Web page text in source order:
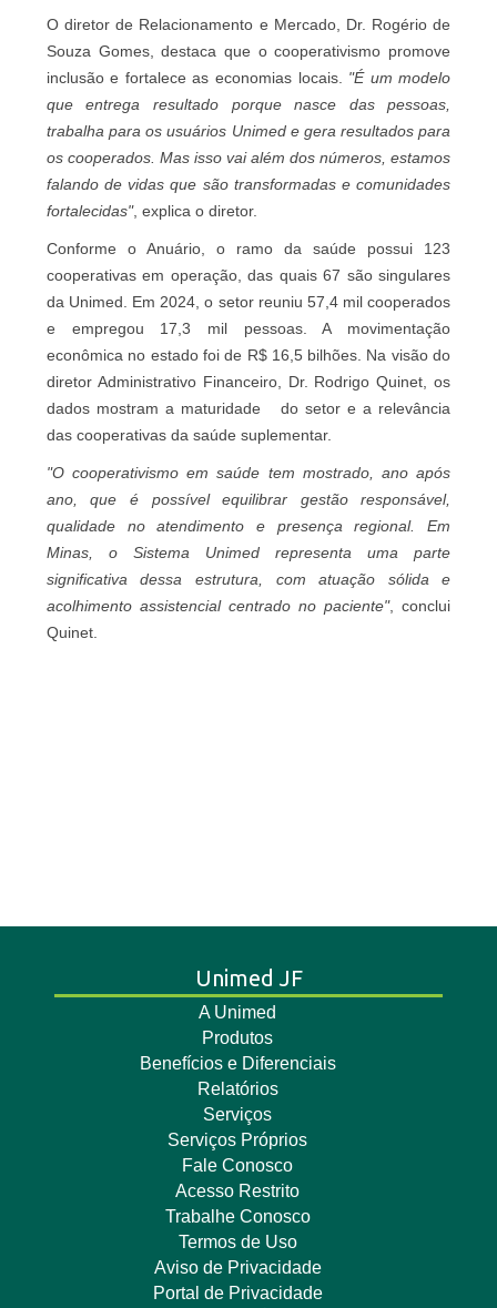
O diretor de Relacionamento e Mercado, Dr. Rogério de
Souza Gomes, destaca que o cooperativismo promove
inclusão e fortalece as economias locais. "É um modelo
que entrega resultado porque nasce das pessoas,
trabalha para os usuários Unimed e gera resultados para
os cooperados. Mas isso vai além dos números, estamos
falando de vidas que são transformadas e comunidades
fortalecidas", explica o diretor.
Conforme o Anuário, o ramo da saúde possui 123
cooperativas em operação, das quais 67 são singulares
da Unimed. Em 2024, o setor reuniu 57,4 mil cooperados
e empregou 17,3 mil pessoas. A movimentação
econômica no estado foi de R$ 16,5 bilhões. Na visão do
diretor Administrativo Financeiro, Dr. Rodrigo Quinet, os
dados mostram a maturidade do setor e a relevância
das cooperativas da saúde suplementar.
"O cooperativismo em saúde tem mostrado, ano após
ano, que é possível equilibrar gestão responsável,
qualidade no atendimento e presença regional. Em
Minas, o Sistema Unimed representa uma parte
significativa dessa estrutura, com atuação sólida e
acolhimento assistencial centrado no paciente", conclui
Quinet.
Unimed JF
A Unimed
Produtos
Benefícios e Diferenciais
Relatórios
Serviços
Serviços Próprios
Fale Conosco
Acesso Restrito
Trabalhe Conosco
Termos de Uso
Aviso de Privacidade
Portal de Privacidade